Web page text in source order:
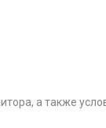
а также